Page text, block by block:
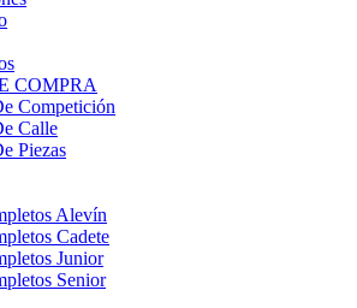
COMPRA
Competición
Calle
Piezas
Alevín
Cadete
Junior
Senior
Hobbye